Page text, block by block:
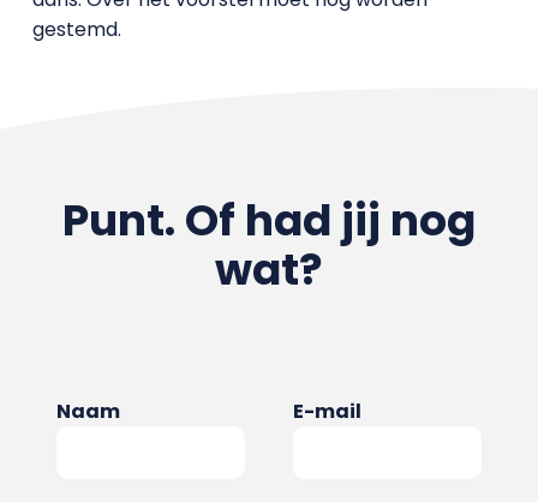
gestemd.
Punt. Of had jij nog
wat?
Naam E-mail